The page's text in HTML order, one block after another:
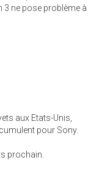
3 ne pose problème à
aux Etats-Unis,
pour Sony.
prochain.